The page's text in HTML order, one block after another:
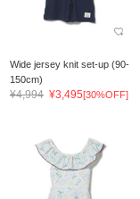
Wide jersey knit set-up (90-
150cm)
¥4,994 ¥3,495[30%OFF]